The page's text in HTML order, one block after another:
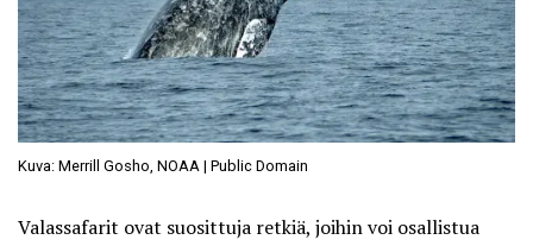
Kuva: Merrill Gosho, NOAA | Public Domain
Valassafarit ovat suosittuja retkiä, joihin voi osallistua